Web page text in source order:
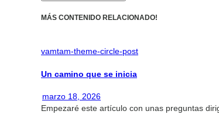
MÁS CONTENIDO RELACIONADO!
vamtam-theme-circle-post
Un camino que se inicia
marzo 18, 2026
Empezaré este artículo con unas preguntas